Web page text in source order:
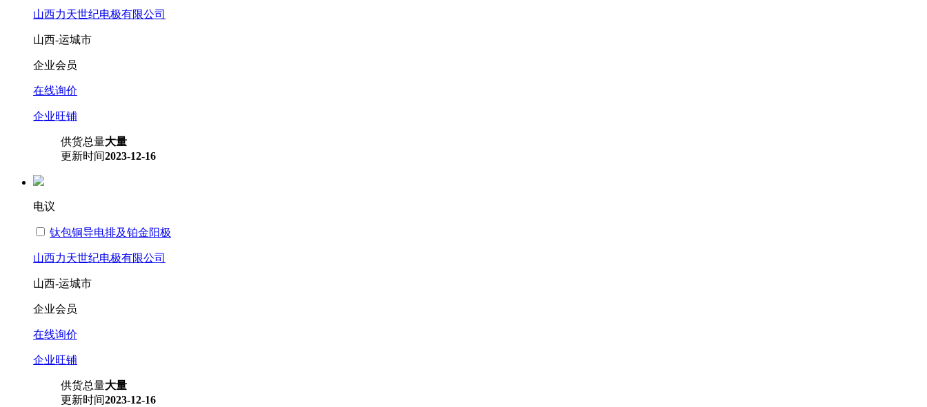
山西力天世纪电极有限公司
山西-运城市
企业会员
在线询价
企业旺铺
供货总量大量
更新时间2023-12-16
电议
钛包铜导电排及铂金阳极
山西力天世纪电极有限公司
山西-运城市
企业会员
在线询价
企业旺铺
供货总量大量
更新时间2023-12-16